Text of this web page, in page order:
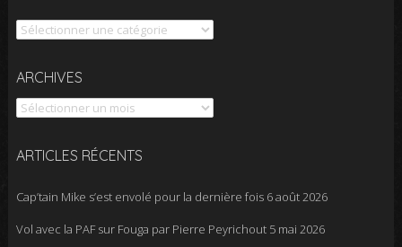
Catégories
ARCHIVES
Archives
ARTICLES RÉCENTS
Cap’tain Mike s’est envolé pour la dernière fois 6 août 2026
Vol avec la PAF sur Fouga par Pierre Peyrichout 5 mai 2026